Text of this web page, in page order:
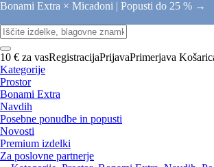
Bonami Extra × Micadoni | Popusti do 25 % →
10 € za vasRegistracijaPrijavaPrimerjava
Kategorije
Prostor
Bonami Extra
Navdih
Posebne ponudbe in popusti
Novosti
Premium izdelki
Za poslovne partnerje